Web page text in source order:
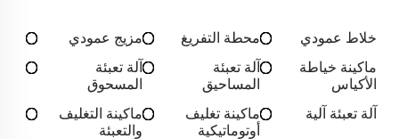
خلاط عمودي محطة التفريغ
مزيج عمودي
ماكينة خياطة
الأكياس
آلة تعبئة
المساحيق
آلة تعبئة
المسحوق
آلة تعبئة آلية
ماكينة تغليف
أوتوماتيكية
ماكينة التغليف
والتعبئة